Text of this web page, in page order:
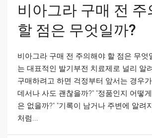
비아그라 구매 전 주
할 점은 무엇일까?
비아그라 구매 전 주의해야 할 점은 무엇
는 대표적인 발기부전 치료제로 널리 알
구매하려고 하면 걱정부터 앞서는 경우
데서나 사도 괜찮을까?" "정품인지 어떻
은 없을까?" "기록이 남거나 주변에 알려
처럼...